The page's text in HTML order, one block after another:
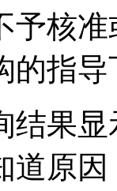
予核
的指
结果
道原